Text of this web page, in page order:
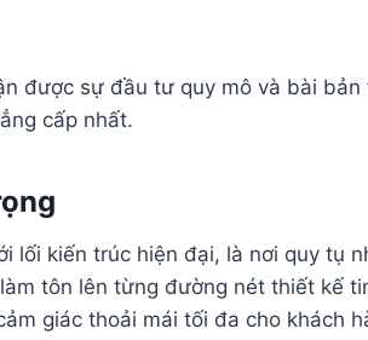
được sự đầu tư quy mô và bài
cấp nhất.
lối kiến trúc hiện đại, là nơi quy tụ
tôn lên từng đường nét thiết kế
giác thoải mái tối đa cho khách